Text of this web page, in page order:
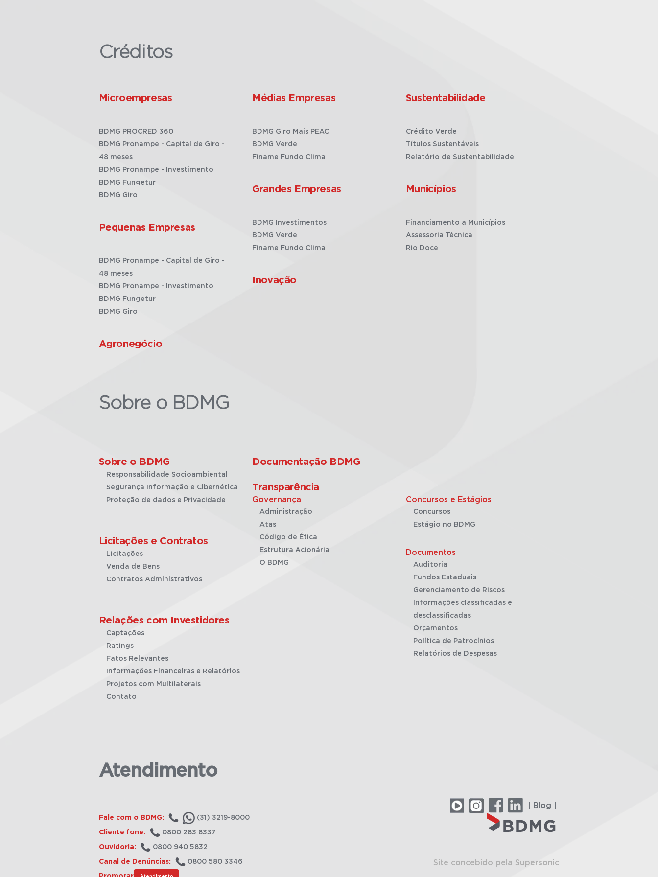
Créditos
Microempresas
BDMG PROCRED 360
BDMG Pronampe - Capital de Giro -
48 meses
BDMG Pronampe - Investimento
BDMG Fungetur
BDMG Giro
Pequenas Empresas
BDMG Pronampe - Capital de Giro -
48 meses
BDMG Pronampe - Investimento
BDMG Fungetur
BDMG Giro
Agronegócio
Médias Empresas
BDMG Giro Mais PEAC
BDMG Verde
Finame Fundo Clima
Grandes Empresas
BDMG Investimentos
BDMG Verde
Finame Fundo Clima
Inovação
Sustentabilidade
Crédito Verde
Títulos Sustentáveis
Relatório de Sustentabilidade
Municípios
Financiamento a Municípios
Assessoria Técnica
Rio Doce
Sobre o BDMG
Sobre o BDMG
Responsabilidade Socioambiental
Segurança Informação e Cibernética
Proteção de dados e Privacidade
Licitações e Contratos
Licitações
Venda de Bens
Contratos Administrativos
Relações com Investidores
Captações
Ratings
Fatos Relevantes
Informações Financeiras e Relatórios
Projetos com Multilaterais
Contato
Documentação BDMG
Transparência
Governança
Administração
Atas
Código de Ética
Estrutura Acionária
O BDMG
Concursos e Estágios
Concursos
Estágio no BDMG
Documentos
Auditoria
Fundos Estaduais
Gerenciamento de Riscos
Informações classificadas e
desclassificadas
Orçamentos
Política de Patrocínios
Relatórios de Despesas
Atendimento
Fale com o BDMG: (31) 3219-8000
Cliente fone: 0800 283 8337
Ouvidoria: 0800 940 5832
Canal de Denúncias: 0800 580 3346
Atendimento
| Blog |
Site concebido pela Supersonic